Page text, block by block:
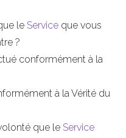
le Service que vous
?
conformément à la
à la Vérité du
que le Service